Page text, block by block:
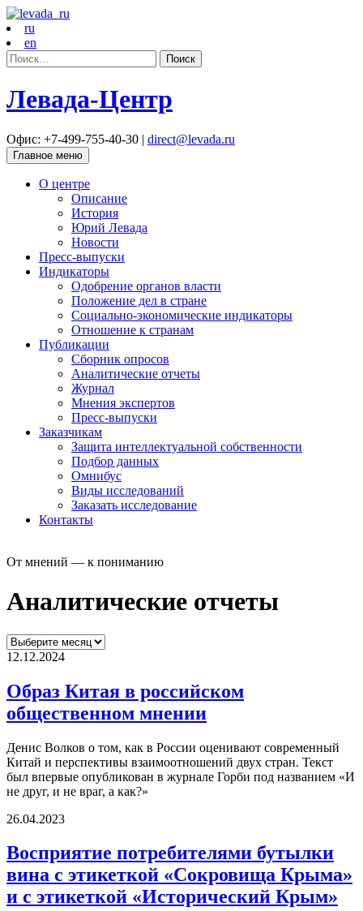
ru
en
Найти:
Левада-Центр
Офис: +7-499-755-40-30 | direct@levada.ru
Главное меню
О центре
Описание
История
Юрий Левада
Новости
Пресс-выпуски
Индикаторы
Одобрение органов власти
Положение дел в стране
Социально-экономические индикаторы
Отношение к странам
Публикации
Сборник опросов
Аналитические отчеты
Журнал
Мнения экспертов
Пресс-выпуски
Заказчикам
Защита интеллектуальной собственности
Подбор данных
Омнибус
Виды исследований
Заказать исследование
Контакты
От мнений — к пониманию
Аналитические отчеты
12.12.2024
Образ Китая в российском
общественном мнении
Денис Волков о том, как в России оценивают современный
Китай и перспективы взаимоотношений двух стран. Текст
был впервые опубликован в журнале Горби под названием «И
не друг, и не враг, а как?»
26.04.2023
Восприятие потребителями бутылки
вина с этикеткой «Сокровища Крыма»
и с этикеткой «Исторический Крым»